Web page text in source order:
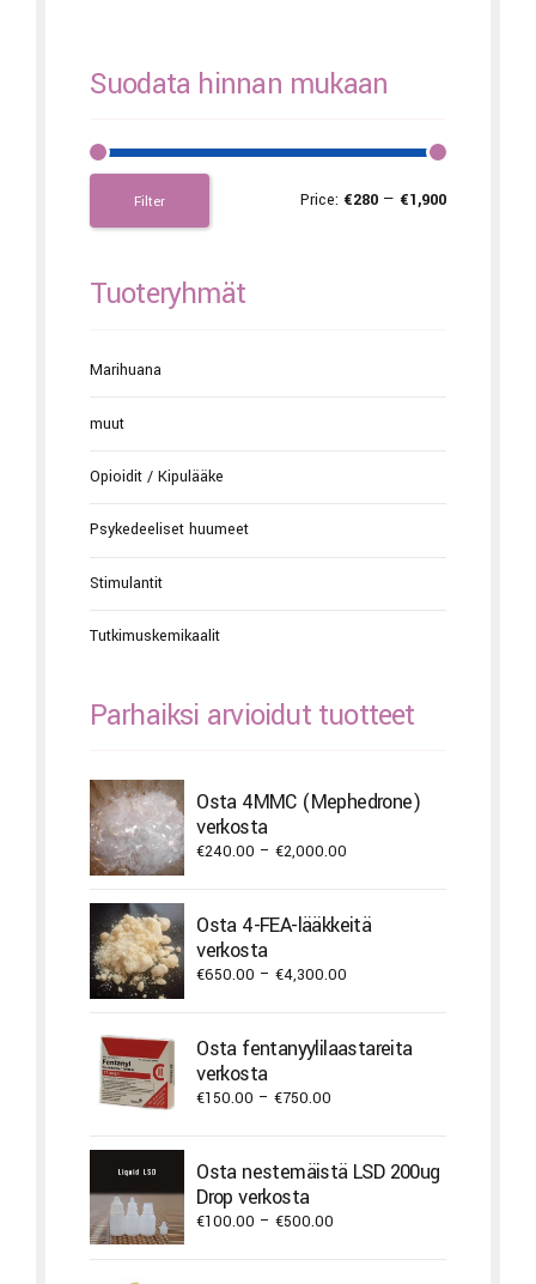
Suodata hinnan mukaan
Filter Price: €280 — €1,900
Tuoteryhmät
Marihuana
muut
Opioidit / Kipulääke
Psykedeeliset huumeet
Stimulantit
Tutkimuskemikaalit
Parhaiksi arvioidut tuotteet
Osta 4MMC (Mephedrone)
verkosta
€240.00 – €2,000.00
through
Osta 4-FEA-lääkkeitä
verkosta
€650.00 – €4,300.00
through
Osta fentanyylilaastareita
verkosta
€150.00 – €750.00
through
Osta nestemäistä LSD 200ug
Drop verkosta
€100.00 – €500.00